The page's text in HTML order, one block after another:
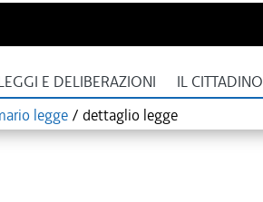
E DELIBERAZIONI IL CITTADINO
legge / dettaglio legge